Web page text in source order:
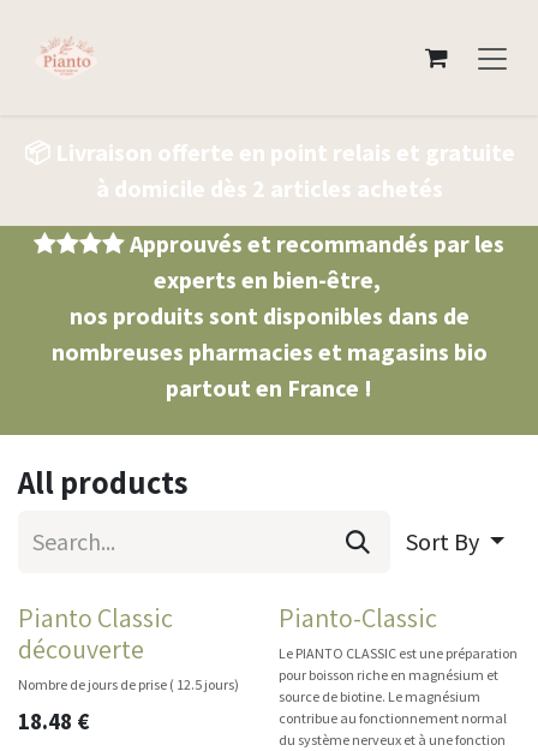
📦 Livraison offerte en point relais et gratuite
à domicile dès 2 articles achetés
Approuvés et recommandés par les
experts en bien-être,
nos produits sont disponibles dans de
nombreuses pharmacies et magasins bio
partout en France !
All products
Sort By
Pianto Classic
découverte
Nombre de jours de prise ( 12.5 jours)
18.48 €
Pianto-Classic
Le PIANTO CLASSIC est une préparation
pour boisson riche en magnésium et
source de biotine. Le magnésium
contribue au fonctionnement normal
du système nerveux et à une fonction